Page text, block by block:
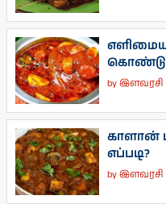
கொண்டு
byஇளவரசி
காளான்
எப்படி?
byஇளவரசி